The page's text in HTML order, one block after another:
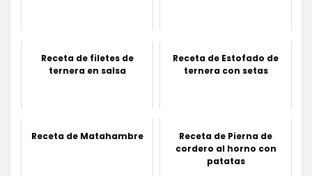
Receta de filetes de
ternera en salsa
Receta de Estofado de
ternera con setas
Receta de Matahambre
Receta de Pierna de
cordero al horno con
patatas